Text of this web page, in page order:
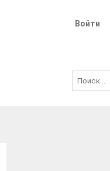
Войти